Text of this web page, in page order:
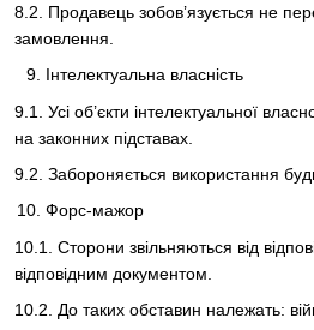
8.2. Продавець зобов’язується не
замовлення.
Інтелектуальна власність
9.1. Усі об’єкти інтелектуальної
на законних підставах.
9.2. Забороняється використання
Форс-мажор
10.1. Сторони звільняються від
відповідним документом.
10.2. До таких обставин належать: